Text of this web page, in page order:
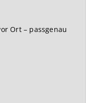
Ort – passgenau